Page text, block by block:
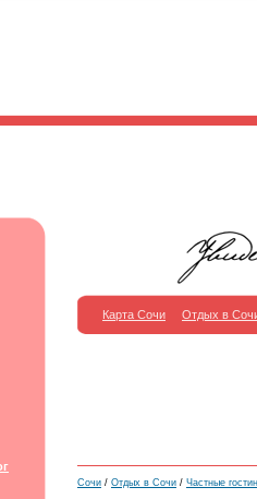
Карта Сочи Отдых в
Сочи / Отдых в Сочи / Частные